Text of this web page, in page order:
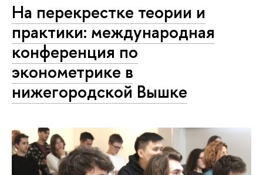
На перекрестке теории и
практики: международная
конференция по
эконометрике в
нижегородской Вышке